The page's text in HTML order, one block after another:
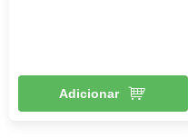
Adicionar